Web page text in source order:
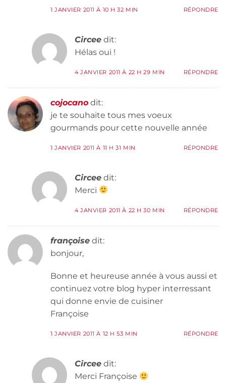
1 JANVIER 2011 À 10 H 32 MIN RÉPONDRE
Circee dit:
Hélas oui !
4 JANVIER 2011 À 22 H 29 MIN RÉPONDRE
cojocano dit:
je te souhaite tous mes voeux
gourmands pour cette nouvelle année
1 JANVIER 2011 À 11 H 31 MIN RÉPONDRE
Circee dit:
Merci
4 JANVIER 2011 À 22 H 30 MIN RÉPONDRE
françoise dit:
bonjour,
Bonne et heureuse année à vous aussi et
continuez votre blog hyper interressant
qui donne envie de cuisiner
Françoise
1 JANVIER 2011 À 12 H 53 MIN RÉPONDRE
Circee dit:
Merci Françoise